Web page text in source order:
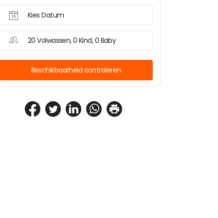
Kies Datum
20 Volwassen, 0 Kind, 0 Baby
Beschikbaarheid controleren